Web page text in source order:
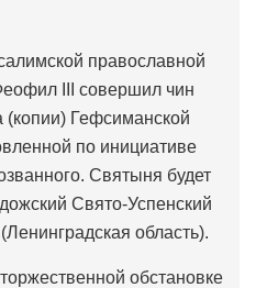
православной
III совершил чин
(копии) Гефсиманской
по инициативе
Святыня будет
Свято-Успенский
область).
обстановке